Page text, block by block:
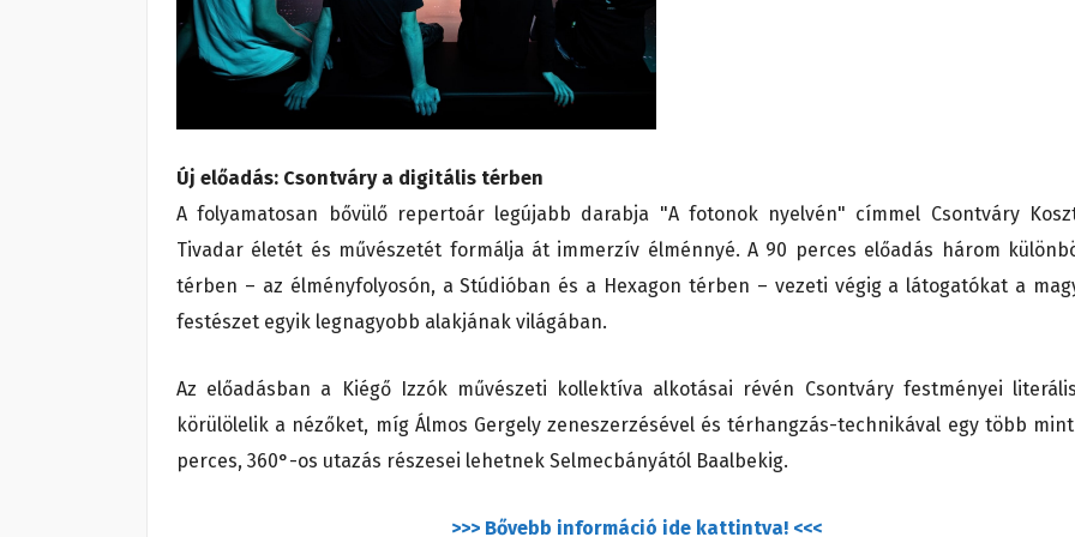
Új előadás: Csontváry a digitális térben
A folyamatosan bővülő repertoár legújabb darabja "A fotonok nyelvén" címmel Csontváry
Tivadar életét és művészetét formálja át immerzív élménnyé. A 90 perces előadás három
térben – az élményfolyosón, a Stúdióban és a Hexagon térben – vezeti végig a látogatókat a
festészet egyik legnagyobb alakjának világában.
Az előadásban a Kiégő Izzók művészeti kollektíva alkotásai révén Csontváry festményei
körülölelik a nézőket, míg Álmos Gergely zeneszerzésével és térhangzás-technikával egy több mint
perces, 360°-os utazás részesei lehetnek Selmecbányától Baalbekig.
>>> Bővebb információ ide kattintva! <<<